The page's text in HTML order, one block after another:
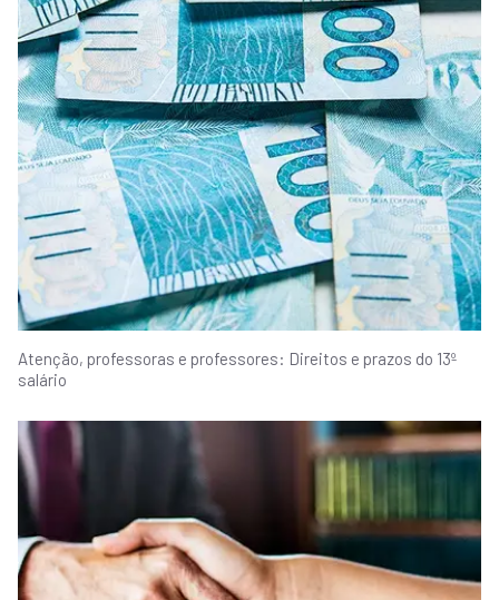
Atenção, professoras e professores: Direitos e prazos do 13º
salário